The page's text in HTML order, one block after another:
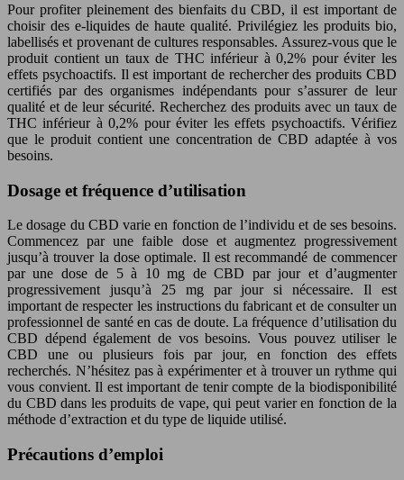
Pour profiter pleinement des bienfaits du CBD, il est important de
choisir des e-liquides de haute qualité. Privilégiez les produits bio,
labellisés et provenant de cultures responsables. Assurez-vous que le
produit contient un taux de THC inférieur à 0,2% pour éviter les
effets psychoactifs. Il est important de rechercher des produits CBD
certifiés par des organismes indépendants pour s’assurer de leur
qualité et de leur sécurité. Recherchez des produits avec un taux de
THC inférieur à 0,2% pour éviter les effets psychoactifs. Vérifiez
que le produit contient une concentration de CBD adaptée à vos
besoins.
Dosage et fréquence d’utilisation
Le dosage du CBD varie en fonction de l’individu et de ses besoins.
Commencez par une faible dose et augmentez progressivement
jusqu’à trouver la dose optimale. Il est recommandé de commencer
par une dose de 5 à 10 mg de CBD par jour et d’augmenter
progressivement jusqu’à 25 mg par jour si nécessaire. Il est
important de respecter les instructions du fabricant et de consulter un
professionnel de santé en cas de doute. La fréquence d’utilisation du
CBD dépend également de vos besoins. Vous pouvez utiliser le
CBD une ou plusieurs fois par jour, en fonction des effets
recherchés. N’hésitez pas à expérimenter et à trouver un rythme qui
vous convient. Il est important de tenir compte de la biodisponibilité
du CBD dans les produits de vape, qui peut varier en fonction de la
méthode d’extraction et du type de liquide utilisé.
Précautions d’emploi